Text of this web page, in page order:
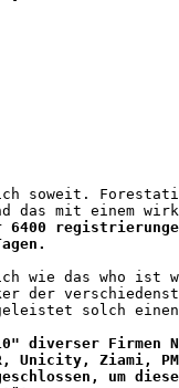
soweit.
das mit einem
6400
wie das who ist
der
geleistet solch
diverser Firmen
Unicity, Ziami,
um